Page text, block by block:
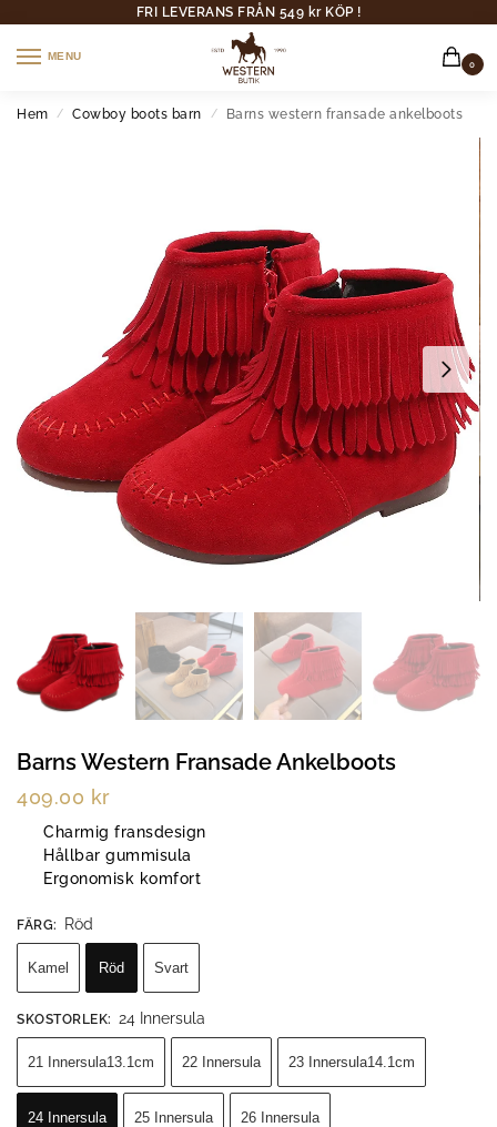
FRI LEVERANS FRÅN 549 kr KÖP !
MENU
0
Hem / Cowboy boots barn / Barns western fransade ankelboots
Barns Western Fransade Ankelboots
409.00 kr
Charmig fransdesign
Hållbar gummisula
Ergonomisk komfort
FÄRG: Röd
Kamel Röd Svart
SKOSTORLEK: 24 Innersula
21 Innersula13.1cm 22 Innersula 23 Innersula14.1cm
24 Innersula 25 Innersula 26 Innersula